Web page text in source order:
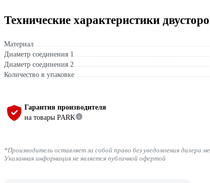
Технические характеристики
Материал
Диаметр соединения 1
Диаметр соединения 2
Количество в упаковке
Гарантия производителя
на товары PARK
*Производитель оставляет за собой право без уведомления
Указанная информация не является публичной офертой